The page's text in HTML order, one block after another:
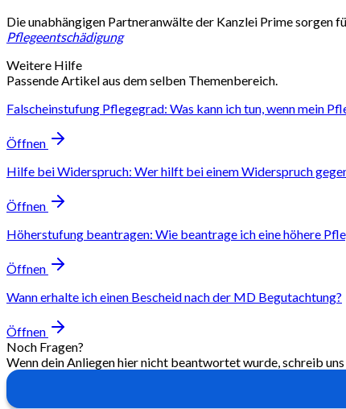
Die unabhängigen Partneranwälte der Kanzlei Prime sorgen
Pflegeentschädigung
Weitere Hilfe
Passende Artikel aus dem selben Themenbereich.
Falscheinstufung Pflegegrad: Was kann ich tun, wenn mein
Öffnen
Hilfe bei Widerspruch: Wer hilft bei einem Widerspruch
Öffnen
Höherstufung beantragen: Wie beantrage ich eine höhere
Öffnen
Wann erhalte ich einen Bescheid nach der MD Begutachtung?
Öffnen
Noch Fragen?
Wenn dein Anliegen hier nicht beantwortet wurde, schreib